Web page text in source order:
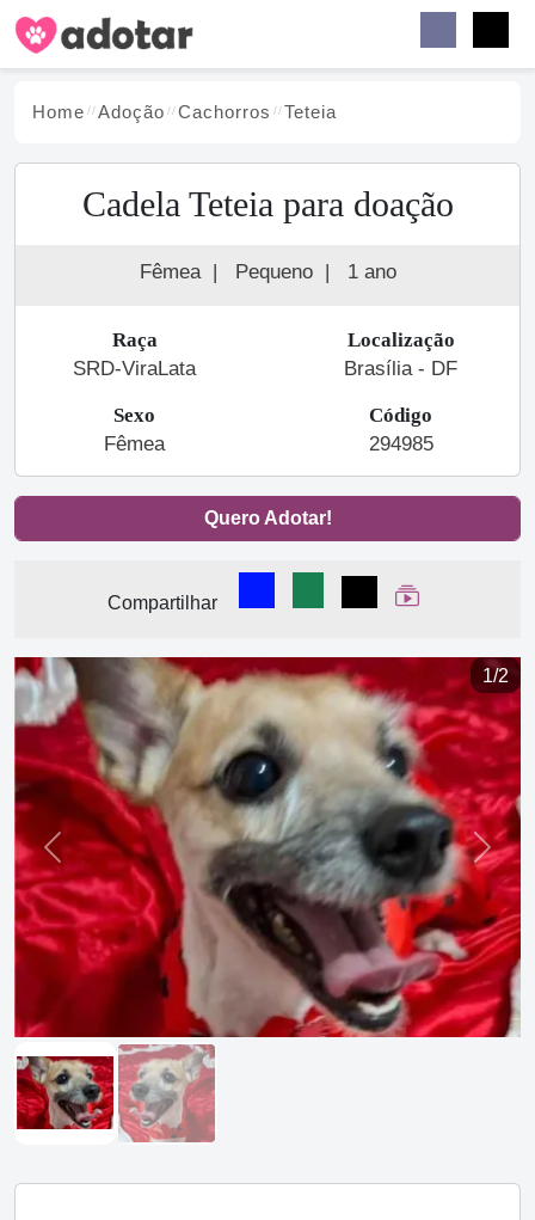
Home Adoção Cachorros Teteia
Cadela Teteia para doação
Fêmea | Pequeno | 1 ano
Raça
SRD-ViraLata
Localização
Brasília - DF
Sexo
Fêmea
Código
294985
Quero Adotar!
Compartilhar
Compartilhar no Facebook
Compartilhar no
Compartilhar
Ver Web Story
1/2
Previous Next